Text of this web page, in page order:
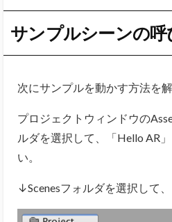
サンプルシーンの呼
次にサンプルを動かす方法を解
プロジェクトウィンドウの
ルダを選択して、「Hello AR
い。
↓Scenesフォルダを選択して